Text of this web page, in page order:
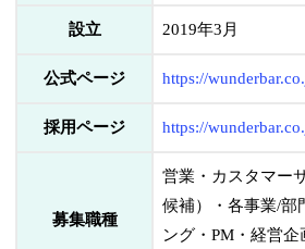
設立 2019年3月
公式ページ https://
採用ページ https://
募集職種
営業・カスタマー
候補）・各事業/部
ング・PM・経営